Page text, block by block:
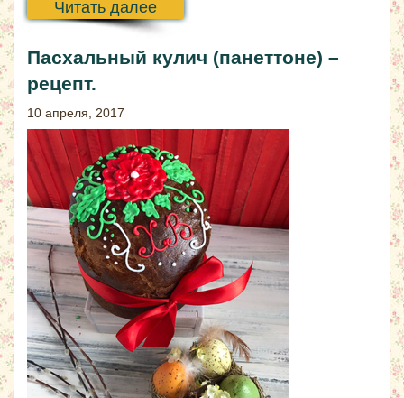
Читать далее
Пасхальный кулич (панеттоне) –
рецепт.
10 апреля, 2017